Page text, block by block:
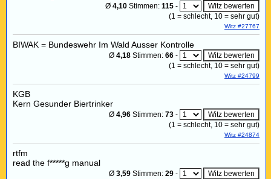
Ø 4,10 Stimmen: 115 -
(1 = schlecht, 10 = sehr gut)
Witz #27767
BIWAK = Bundeswehr Im Wald Ausser Kontrolle
Ø 4,18 Stimmen: 66 -
(1 = schlecht, 10 = sehr gut)
Witz #24799
KGB
Kern Gesunder Biertrinker
Ø 4,96 Stimmen: 73 -
(1 = schlecht, 10 = sehr gut)
Witz #24874
rtfm
read the f*****g manual
Ø 3,59 Stimmen: 29 -